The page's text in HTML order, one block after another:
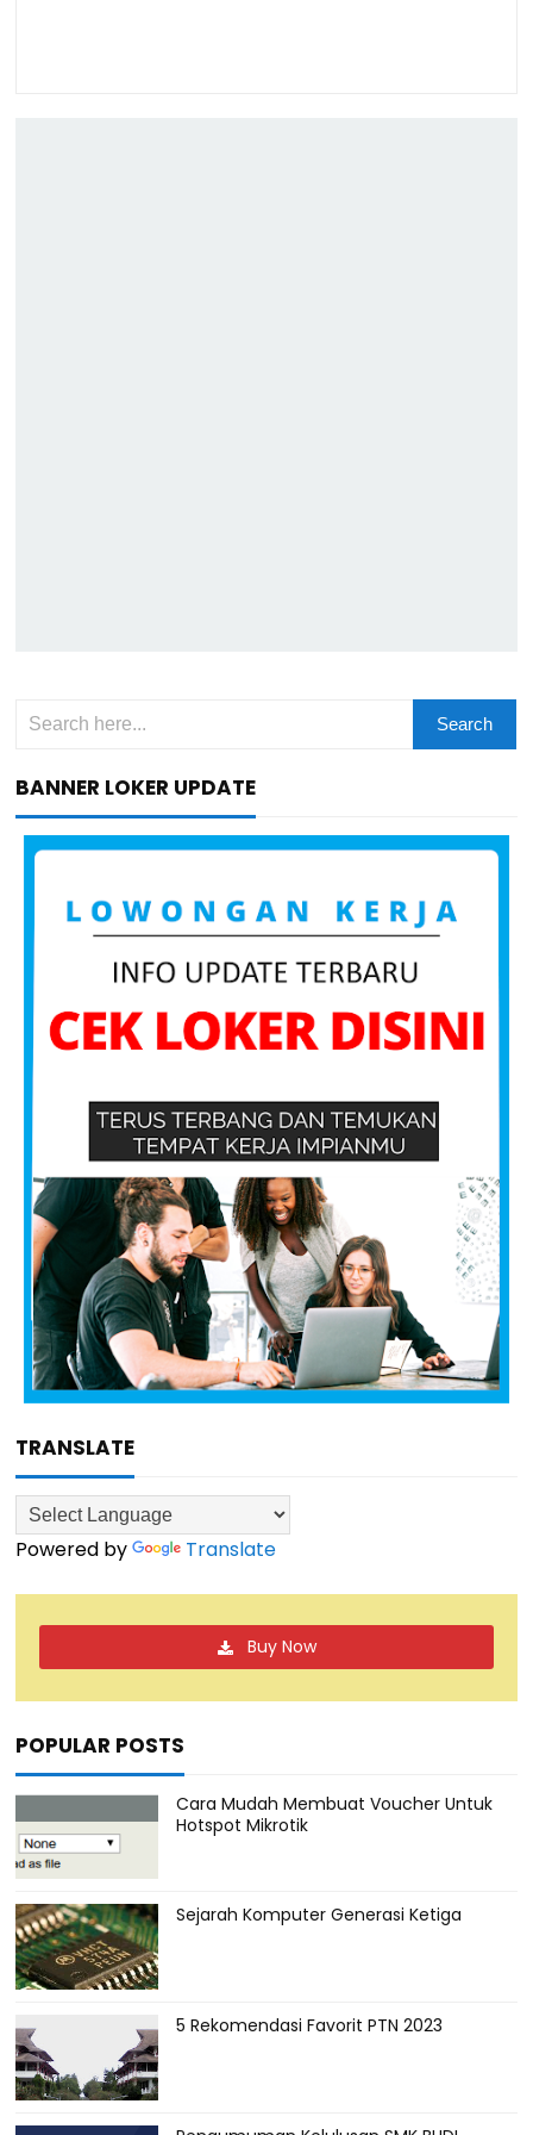
BANNER LOKER UPDATE
TRANSLATE
Powered by Translate
Buy Now
POPULAR POSTS
Cara Mudah Membuat Voucher Untuk
Hotspot Mikrotik
Sejarah Komputer Generasi Ketiga
5 Rekomendasi Favorit PTN 2023